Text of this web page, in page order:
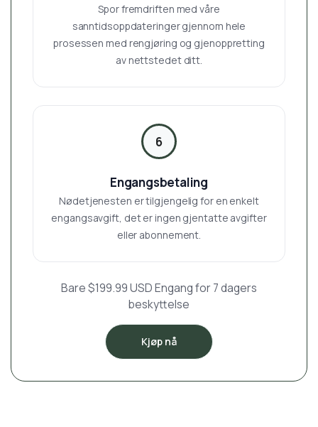
Spor fremdriften med våre
sanntidsoppdateringer gjennom hele
prosessen med rengjøring og gjenoppretting
av nettstedet ditt.
6
Engangsbetaling
Nødetjenesten er tilgjengelig for en enkelt
engangsavgift, det er ingen gjentatte avgifter
eller abonnement.
Bare $199.99 USD Engang for 7 dagers
beskyttelse
Kjøp nå